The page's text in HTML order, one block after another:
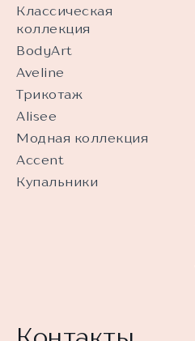
Классическая
коллекция
BodyArt
Aveline
Трикотаж
Alisee
Модная коллекция
Accent
Купальники